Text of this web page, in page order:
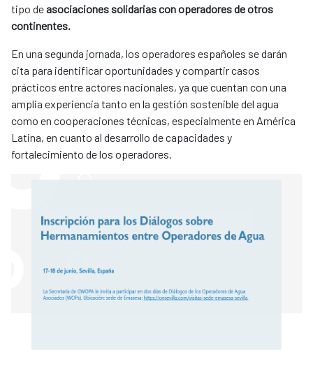
tipo deasociaciones solidarias con operadores de otros
continentes.
En una segunda jornada, los operadores españoles se darán
cita para identificar oportunidades y compartir casos
prácticos entre actores nacionales, ya que cuentan con una
amplia experiencia tanto en la gestión sostenible del agua
como en cooperaciones técnicas, especialmente en América
Latina, en cuanto al desarrollo de capacidades y
fortalecimiento de los operadores.